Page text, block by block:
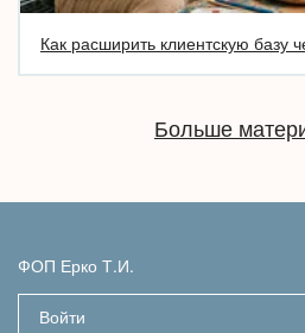
Как расширить клиентскую базу
Больше
ФОП Ерко Т.И.
Войти